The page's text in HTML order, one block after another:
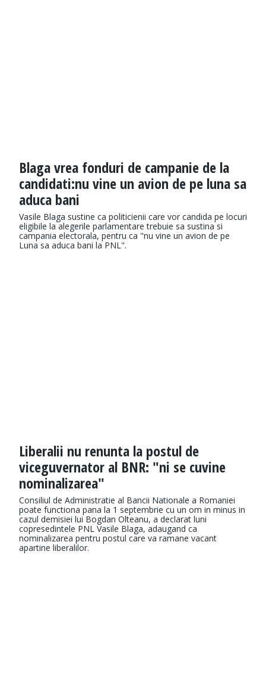
Blaga vrea fonduri de campanie de la
candidati:nu vine un avion de pe luna sa
aduca bani
Vasile Blaga sustine ca politicienii care vor candida pe locuri
eligibile la alegerile parlamentare trebuie sa sustina si
campania electorala, pentru ca "nu vine un avion de pe
Luna sa aduca bani la PNL".
Liberalii nu renunta la postul de
viceguvernator al BNR: "ni se cuvine
nominalizarea"
Consiliul de Administratie al Bancii Nationale a Romaniei
poate functiona pana la 1 septembrie cu un om in minus in
cazul demisiei lui Bogdan Olteanu, a declarat luni
copresedintele PNL Vasile Blaga, adaugand ca
nominalizarea pentru postul care va ramane vacant
apartine liberalilor.